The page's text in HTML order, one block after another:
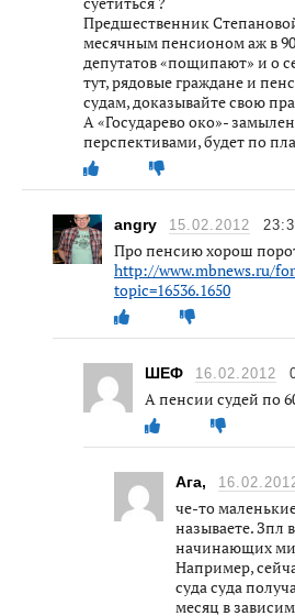
Предшественник
месячным пенсионом аж в
депутатов «пощипают» и о
тут, рядовые граждане и
судам, доказывайте свою
А «Государево око»-
перспективами, будет по
angry 15.02.2012
Про пенсию хорош
http://www.mbnews.ru/
topic=16536.1650
ШЕФ 16.02.2012
А пенсии судей по
Ага,
че-то
называете. Зпл
начинающих
Например,
суда суда
месяц в